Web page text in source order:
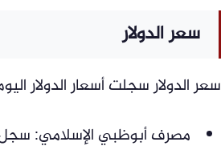
سعر الدولار
سعر الدولار سجلت أسعار الدولار